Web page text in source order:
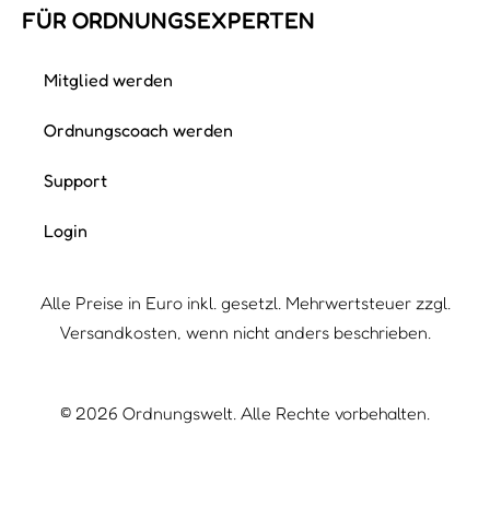
FÜR ORDNUNGS­EXPERTEN
Mitglied werden
Ordnungscoach werden
Support
Login
Alle Preise in Euro inkl. gesetzl. Mehrwertsteuer zzgl.
Versandkosten, wenn nicht anders beschrieben.
© 2026 Ordnungswelt. Alle Rechte vorbehalten.